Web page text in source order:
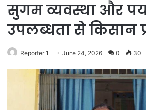
सुगम व्यवस्था और
उपलब्धता से किसान
Reporter 1 June 24, 2026 0 30